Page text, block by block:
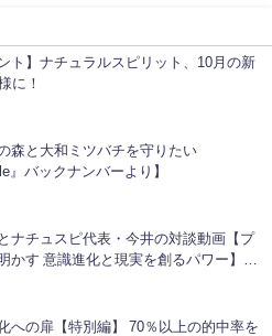
ト】ナチュラルスピリット、10月の新
に！
森と大和ミツバチを守りたい
』バックナンバーより】
ナチュスピ代表・今井の対談動画【プ
かす 意識進化と現実を創るパワー】を
への扉【特別編】 70％以上の的中率を